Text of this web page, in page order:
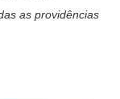
as providências